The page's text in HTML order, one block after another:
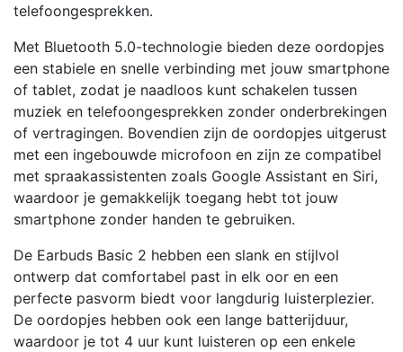
telefoongesprekken.
Met Bluetooth 5.0-technologie bieden deze oordopjes
een stabiele en snelle verbinding met jouw smartphone
of tablet, zodat je naadloos kunt schakelen tussen
muziek en telefoongesprekken zonder onderbrekingen
of vertragingen. Bovendien zijn de oordopjes uitgerust
met een ingebouwde microfoon en zijn ze compatibel
met spraakassistenten zoals Google Assistant en Siri,
waardoor je gemakkelijk toegang hebt tot jouw
smartphone zonder handen te gebruiken.
De Earbuds Basic 2 hebben een slank en stijlvol
ontwerp dat comfortabel past in elk oor en een
perfecte pasvorm biedt voor langdurig luisterplezier.
De oordopjes hebben ook een lange batterijduur,
waardoor je tot 4 uur kunt luisteren op een enkele